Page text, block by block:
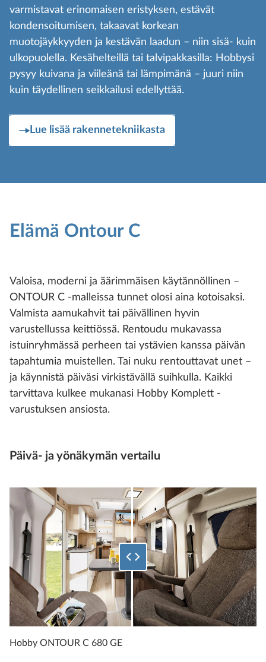
varmistavat erinomaisen eristyksen, estävät
kondensoitumisen, takaavat korkean
muotojäykkyyden ja kestävän laadun – niin sisä- kuin
ulkopuolella. Kesähelteillä tai talvipakkasilla: Hobbysi
pysyy kuivana ja viileänä tai lämpimänä – juuri niin
kuin täydellinen seikkailusi edellyttää.
Lue lisää rakennetekniikasta
Elämä Ontour C
Valoisa, moderni ja äärimmäisen käytännöllinen –
ONTOUR C -malleissa tunnet olosi aina kotoisaksi.
Valmista aamukahvit tai päivällinen hyvin
varustellussa keittiössä. Rentoudu mukavassa
istuinryhmässä perheen tai ystävien kanssa päivän
tapahtumia muistellen. Tai nuku rentouttavat unet –
ja käynnistä päiväsi virkistävällä suihkulla. Kaikki
tarvittava kulkee mukanasi Hobby Komplett -
varustuksen ansiosta.
Päivä- ja yönäkymän vertailu
Valitse, kuinka monta prosenttia alareunasta kuvasta
Hobby ONTOUR C 680 GE